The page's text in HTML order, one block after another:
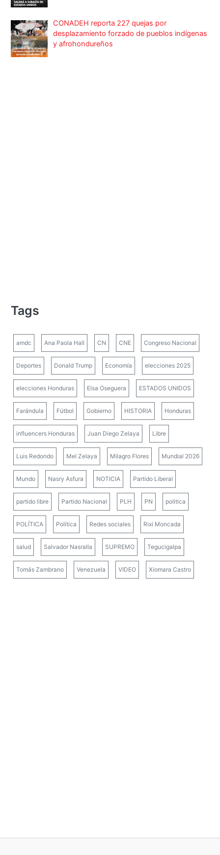
CONADEH reporta 227 quejas por
desplazamiento forzado de pueblos indígenas
y afrohondureños
Tags
amdc Ana Paola Hall CN CNE Congreso Nacional
Deportes Donald Trump Economía elecciones 2025
elecciones Honduras Elsa Oseguera ESTADOS UNIDOS
Farándula Fútbol Gobierno HISTORIA Honduras
influencers Honduras Juan Diego Zelaya Libre
Luis Redondo Mel Zelaya Milagro Flores Mundial 2026
Mundo Nasry Asfura NOTICIA Partido Liberal
partido libre Partido Nacional PLH PN politica
POLÍTICA Política Redes sociales Rixi Moncada
salud Salvador Nasralla SUPREMO Tegucigalpa
Tomás Zambrano Venezuela VIDEO Xiomara Castro